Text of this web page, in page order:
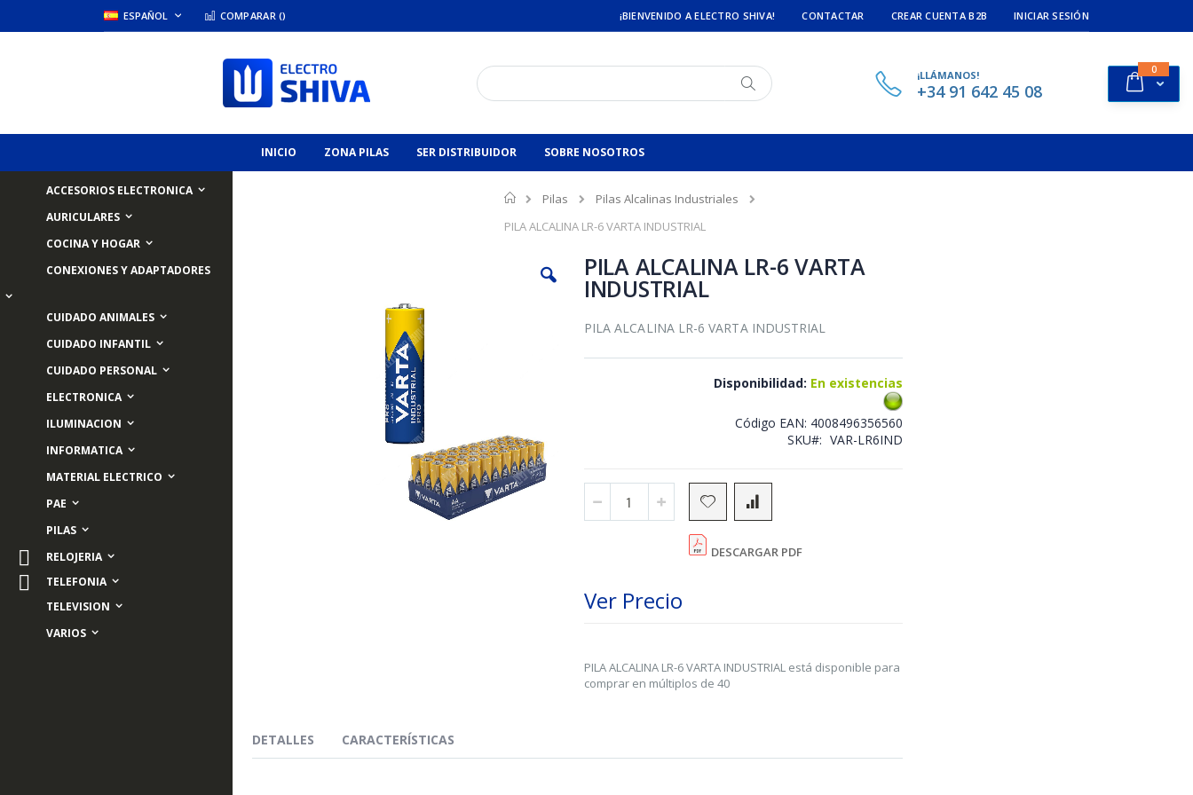
Skip
to
LANGUAGE
ESPAÑOL ¡BIENVENIDO A ELECTRO SHIVA! CONTACTAR
COMPARAR () CREAR CUENTA B2B INICIAR SESIÓN
Cart
0ítems
Buscar
¡LLÁMANOS!
+34 91 642 45 08
INICIO ZONA PILAS SER DISTRIBUIDOR SOBRE NOSOTROS
ACCESORIOS ELECTRONICA
AURICULARES
COCINA Y HOGAR
CONEXIONES Y ADAPTADORES
CUIDADO ANIMALES
CUIDADO INFANTIL
CUIDADO PERSONAL
ELECTRONICA
ILUMINACION
INFORMATICA
MATERIAL ELECTRICO
PAE
PILAS
RELOJERIA
TELEFONIA
TELEVISION
VARIOS
Inicio
Pilas
Pilas Alcalinas Industriales
PILA ALCALINA LR-6 VARTA INDUSTRIAL
PILA ALCALINA LR-6 VARTA
INDUSTRIAL
PILA ALCALINA LR-6 VARTA INDUSTRIAL
Disponibilidad: En existencias
Código EAN: 4008496356560
SKU
VAR-LR6IND
DESCARGAR PDF
Ver Precio
PILA ALCALINA LR-6 VARTA INDUSTRIAL está disponible para
comprar en múltiplos de 40
DETALLES CARACTERÍSTICAS